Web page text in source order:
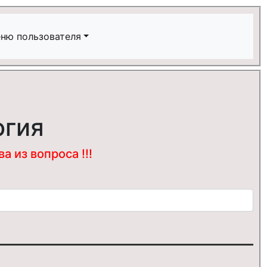
пользователя
из вопроса !!!